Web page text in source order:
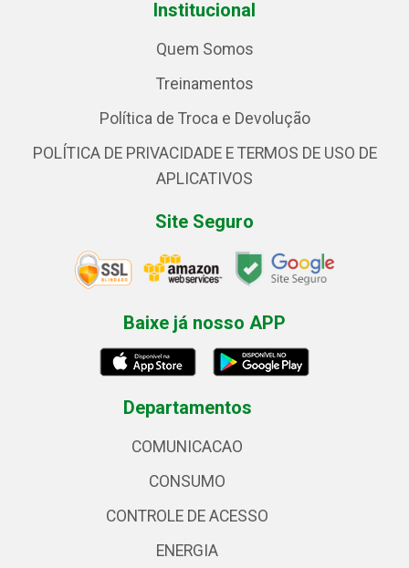
Institucional
Quem Somos
Treinamentos
Política de Troca e Devolução
POLÍTICA DE PRIVACIDADE E TERMOS DE USO DE
APLICATIVOS
Site Seguro
Baixe já nosso APP
Departamentos
COMUNICACAO
CONSUMO
CONTROLE DE ACESSO
ENERGIA